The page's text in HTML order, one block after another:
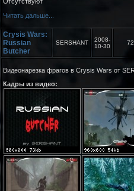
Читать дальше...
Crysis Wars:
Russian
Butcher
SERSHANT
2008-
10-30
Видеонарезка фрагов в Crysis Wars от
Кадры из видео: